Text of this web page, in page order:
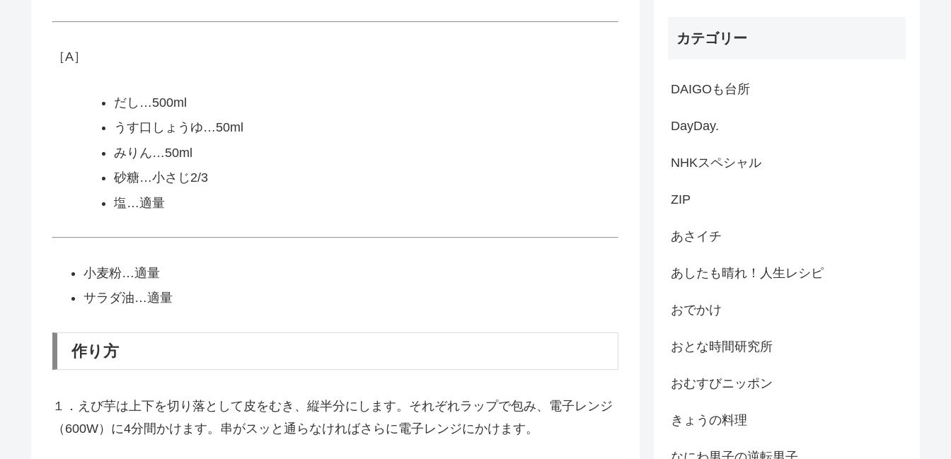
［A］
だし…500ml
うす口しょうゆ…50ml
みりん…50ml
砂糖…小さじ2/3
塩…適量
小麦粉…適量
サラダ油…適量
作り方
１．えび芋は上下を切り落として皮をむき、縦半分にします。それぞれラップで包み、電子レンジ
（600W）に4分間かけます。串がスッと通らなければさらに電子レンジにかけます。
カテゴリー
DAIGOも台所
DayDay.
NHKスペシャル
ZIP
あさイチ
あしたも晴れ！人生レシピ
おでかけ
おとな時間研究所
おむすびニッポン
きょうの料理